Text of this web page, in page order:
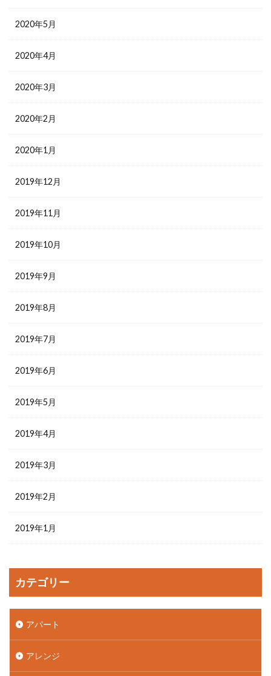
2020年5月
2020年4月
2020年3月
2020年2月
2020年1月
2019年12月
2019年11月
2019年10月
2019年9月
2019年8月
2019年7月
2019年6月
2019年5月
2019年4月
2019年3月
2019年2月
2019年1月
カテゴリー
アパート
アレンジ